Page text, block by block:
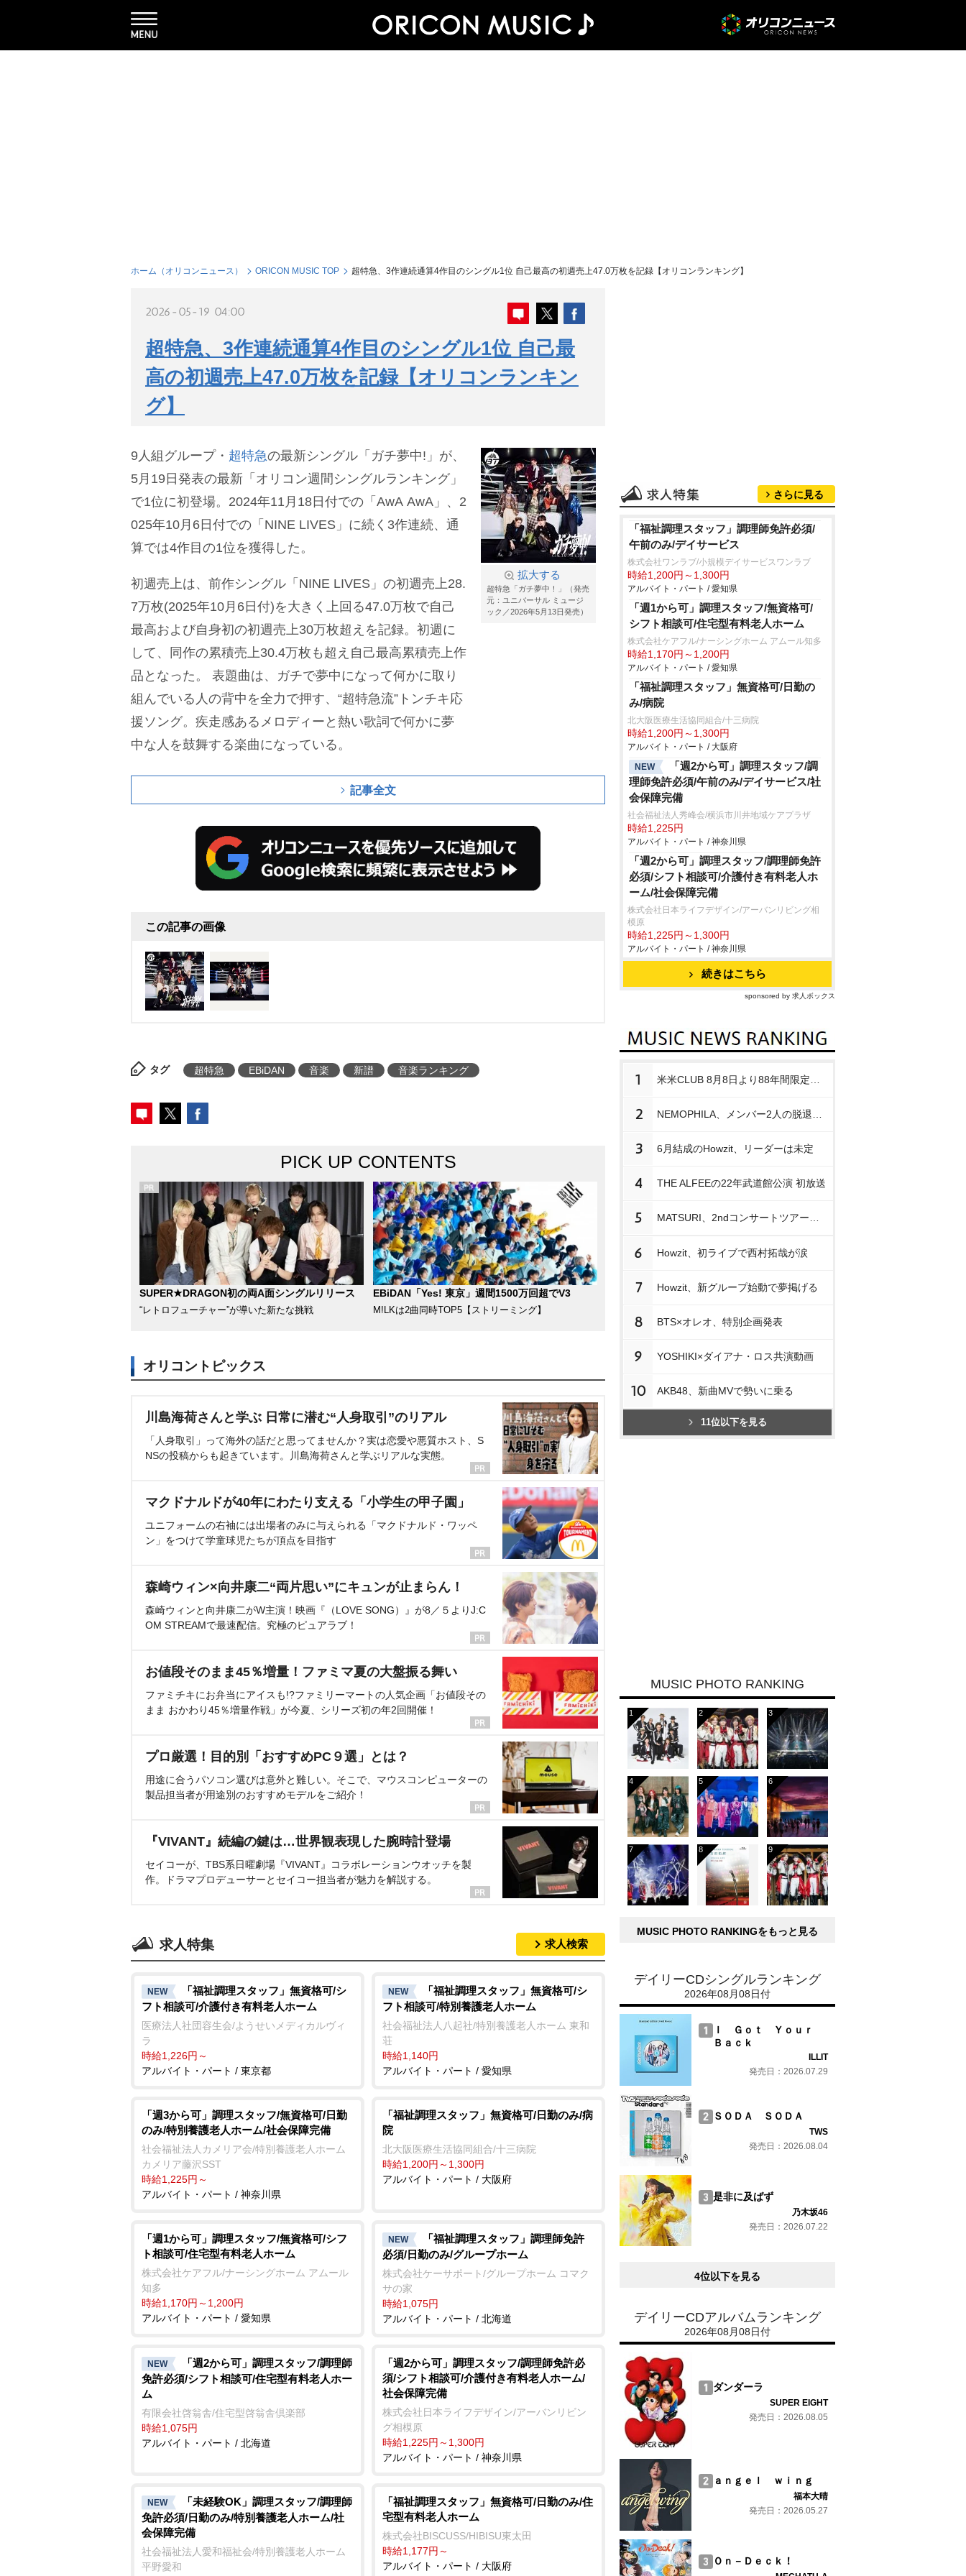
ホーム（オリコンニュース） ORICON MUSIC TOP 超特急、3作連続通算4作目のシングル1位 自己最高の初週売上47.0万枚を記録【オリコンランキング】
2026-05-19 04:00
超特急、3作連続通算4作目のシングル1位 自己最
高の初週売上47.0万枚を記録【オリコンランキン
グ】
拡大する
超特急「ガチ夢中！」（発売
元：ユニバーサル ミュージ
ック／2026年5月13日発売）
9人組グループ・ 超特急の最新シングル「ガチ夢中!」が、
5月19日発表の最新「オリコン週間シングルランキング」
で1位に初登場。2024年11月18日付での「AwA AwA」、2
025年10月6日付での「NINE LIVES」に続く3作連続、通
算では4作目の1位を獲得した。
初週売上は、前作シングル「NINE LIVES」の初週売上28.
7万枚(2025年10月6日付)を大きく上回る47.0万枚で自己
最高および自身初の初週売上30万枚超えを記録。初週に
して、同作の累積売上30.4万枚も超え自己最高累積売上作
品となった。
表題曲は、ガチで夢中になって何かに取り
組んでいる人の背中を全力で押す、“超特急流”トンチキ応
援ソング。疾走感あるメロディーと熱い歌詞で何かに夢
中な人を鼓舞する楽曲になっている。
記事全文
この記事の画像
タグ 超特急 EBiDAN 音楽 新譜 音楽ランキング
PICK UP CONTENTS
SUPER★DRAGON初の両A面シングルリリース
“レトロフューチャー”が導いた新たな挑戦
EBiDAN「Yes! 東京」週間1500万回超でV3
M!LKは2曲同時TOP5【ストリーミング】
オリコントピックス
川島海荷さんと学ぶ 日常に潜む“人身取引”のリアル
「人身取引」って海外の話だと思ってませんか？実は恋愛や悪質ホスト、S
NSの投稿からも起きています。川島海荷さんと学ぶリアルな実態。
マクドナルドが40年にわたり支える「小学生の甲子園」
ユニフォームの右袖には出場者のみに与えられる「マクドナルド・ワッペ
ン」をつけて学童球児たちが頂点を目指す
森崎ウィン×向井康二“両片思い”にキュンが止まらん！
森崎ウィンと向井康二がW主演！映画『（LOVE SONG）』が8／５よりJ:C
OM STREAMで最速配信。究極のピュアラブ！
お値段そのまま45％増量！ファミマ夏の大盤振る舞い
ファミチキにお弁当にアイスも!?ファミリーマートの人気企画「お値段その
まま おかわり45％増量作戦」が今夏、シリーズ初の年2回開催！
プロ厳選！目的別「おすすめPC９選」とは？
用途に合うパソコン選びは意外と難しい。そこで、マウスコンピューターの
製品担当者が用途別のおすすめモデルをご紹介！
『VIVANT』続編の鍵は…世界観表現した腕時計登場
セイコーが、TBS系日曜劇場『VIVANT』コラボレーションウオッチを製
作。ドラマプロデューサーとセイコー担当者が魅力を解説する。
求人特集 求人検索
NEW
「福祉調理スタッフ」無資格可/シ
フト相談可/介護付き有料老人ホーム
医療法人社団容生会/ようせいメディカルヴィ
ラ
時給1,226円～
アルバイト・パート / 東京都
NEW
「福祉調理スタッフ」無資格可/シ
フト相談可/特別養護老人ホーム
社会福祉法人八起社/特別養護老人ホーム 東和
荘
時給1,140円
アルバイト・パート / 愛知県
「週3から可」調理スタッフ/無資格可/日勤
のみ/特別養護老人ホーム/社会保障完備
社会福祉法人カメリア会/特別養護老人ホーム
カメリア藤沢SST
時給1,225円～
アルバイト・パート / 神奈川県
「福祉調理スタッフ」無資格可/日勤のみ/病
院
北大阪医療生活協同組合/十三病院
時給1,200円～1,300円
アルバイト・パート / 大阪府
「週1から可」調理スタッフ/無資格可/シフ
ト相談可/住宅型有料老人ホーム
株式会社ケアフル/ナーシングホーム アムール
知多
時給1,170円～1,200円
アルバイト・パート / 愛知県
NEW
「福祉調理スタッフ」調理師免許
必須/日勤のみ/グループホーム
株式会社ケーサポート/グループホーム コマク
サの家
時給1,075円
アルバイト・パート / 北海道
NEW
「週2から可」調理スタッフ/調理師
免許必須/シフト相談可/住宅型有料老人ホー
ム
有限会社啓翁舎/住宅型啓翁舎倶楽部
時給1,075円
アルバイト・パート / 北海道
「週2から可」調理スタッフ/調理師免許必
須/シフト相談可/介護付き有料老人ホーム/
社会保障完備
株式会社日本ライフデザイン/アーバンリビン
グ相模原
時給1,225円～1,300円
アルバイト・パート / 神奈川県
NEW
「未経験OK」調理スタッフ/調理師
免許必須/日勤のみ/特別養護老人ホーム/社
会保障完備
社会福祉法人愛和福祉会/特別養護老人ホーム
平野愛和
「福祉調理スタッフ」無資格可/日勤のみ/住
宅型有料老人ホーム
株式会社BISCUSS/HIBISU東太田
時給1,177円～
アルバイト・パート / 大阪府
さらに見る
「福祉調理スタッフ」調理師免許必須/
午前のみ/デイサービス
株式会社ワンラブ/小規模デイサービスワンラブ
時給1,200円～1,300円
アルバイト・パート / 愛知県
「週1から可」調理スタッフ/無資格可/
シフト相談可/住宅型有料老人ホーム
株式会社ケアフル/ナーシングホーム アムール知多
時給1,170円～1,200円
アルバイト・パート / 愛知県
「福祉調理スタッフ」無資格可/日勤の
み/病院
北大阪医療生活協同組合/十三病院
時給1,200円～1,300円
アルバイト・パート / 大阪府
NEW
「週2から可」調理スタッフ/調
理師免許必須/午前のみ/デイサービス/社
会保障完備
社会福祉法人秀峰会/横浜市川井地域ケアプラザ
時給1,225円
アルバイト・パート / 神奈川県
「週2から可」調理スタッフ/調理師免許
必須/シフト相談可/介護付き有料老人ホ
ーム/社会保障完備
株式会社日本ライフデザイン/アーバンリビング相
模原
時給1,225円～1,300円
アルバイト・パート / 神奈川県
続きはこちら
sponsored by 求人ボックス
1
2
3 6月結成のHowzit、リーダーは未定
4 THE ALFEEの22年武道館公演 初放送
5
6 Howzit、初ライブで西村拓哉が涙
7 Howzit、新グループ始動で夢掲げる
8 BTS×オレオ、特別企画発表
9 YOSHIKI×ダイアナ・ロス共演動画
10 AKB48、新曲MVで勢いに乗る
11位以下を見る
MUSIC PHOTO RANKING
MUSIC PHOTO RANKINGをもっと見る
デイリーCDシングルランキング
2026年08月08日付
Ｉ Ｇｏｔ Ｙｏｕｒ
Ｂａｃｋ
ILLIT
発売日：2026.07.29
ＳＯＤＡ ＳＯＤＡ
TWS
発売日：2026.08.04
是非に及ばず
乃木坂46
発売日：2026.07.22
4位以下を見る
デイリーCDアルバムランキング
2026年08月08日付
ダンダーラ
SUPER EIGHT
発売日：2026.08.05
ａｎｇｅｌ ｗｉｎｇ
福本大晴
発売日：2026.05.27
Ｏｎ－Ｄｅｃｋ！